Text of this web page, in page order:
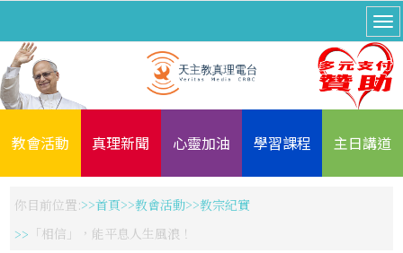
教會活動 真理新聞 心靈加油 學習課程 主日講道
你目前位置: 首頁 教會活動
教宗紀實
「相信」，能平息人生風浪！